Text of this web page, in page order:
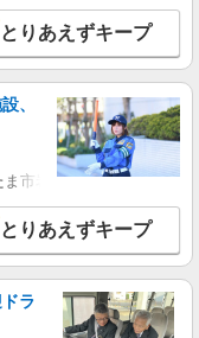
とりあえずキープ
、
市岩槻区・久喜市・蓮田
とりあえずキープ
ラ